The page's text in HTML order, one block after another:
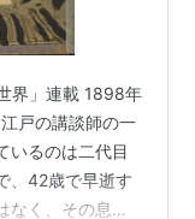
界」連載 1898年
戸の講談師の一
いるのは二代目
、42歳で早逝す
なく、その息